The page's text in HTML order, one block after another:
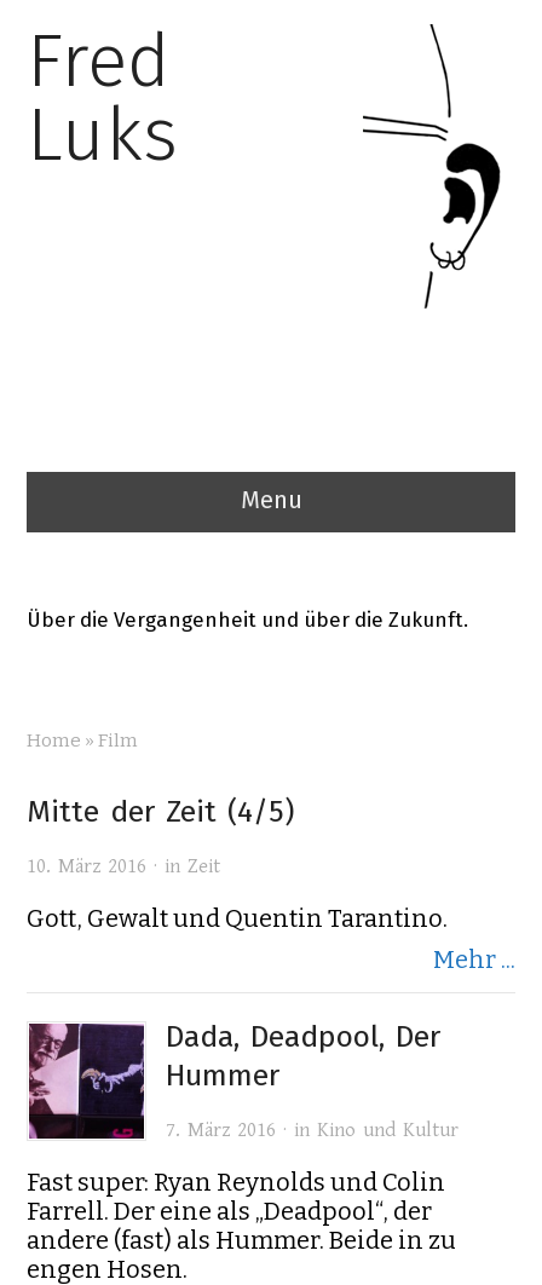
Fred
Luks
Menu
Über die Vergangenheit und über die Zukunft.
Home » Film
Mitte der Zeit (4/5)
10. März 2016 · inZeit
Gott, Gewalt und Quentin Tarantino.
Mehr ...
Dada, Deadpool, Der
Hummer
7. März 2016 · in Kino und Kultur
Fast super: Ryan Reynolds und Colin
Farrell. Der eine als „Deadpool“, der
andere (fast) als Hummer. Beide in zu
engen Hosen.